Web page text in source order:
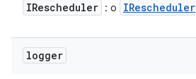
IRescheduler : o IRescheduler
logger